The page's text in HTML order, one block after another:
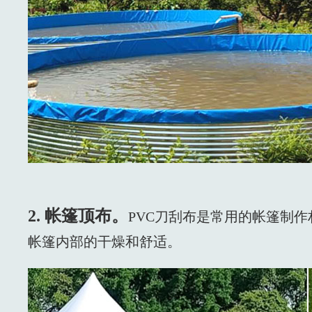
2. 帐篷顶布。 PVC刀刮布是常用的帐篷制
帐篷内部的干燥和舒适。